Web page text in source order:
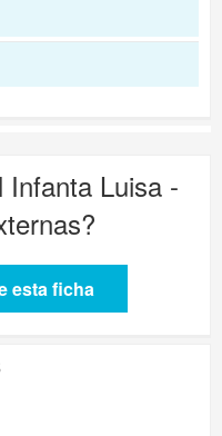
Infanta Luisa -
?
esta ficha